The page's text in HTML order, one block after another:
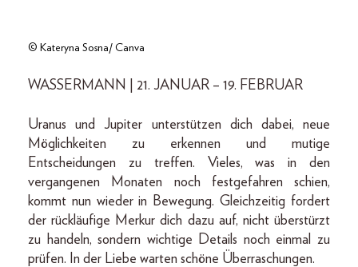
© Kateryna Sosna/ Canva
WASSERMANN | 21. JANUAR – 19. FEBRUAR
Uranus und Jupiter unterstützen dich dabei, neue
Möglichkeiten zu erkennen und mutige
Entscheidungen zu treffen. Vieles, was in den
vergangenen Monaten noch festgefahren schien,
kommt nun wieder in Bewegung. Gleichzeitig fordert
der rückläufige Merkur dich dazu auf, nicht überstürzt
zu handeln, sondern wichtige Details noch einmal zu
prüfen. In der Liebe warten schöne Überraschungen.